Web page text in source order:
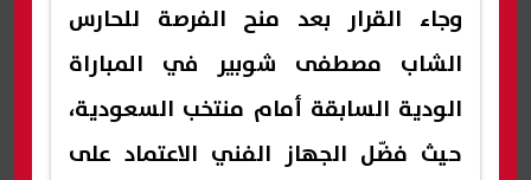
وجاء القرار بعد منح الفرصة للحارس
الشاب مصطفى شوبير في المباراة
الودية السابقة أمام منتخب السعودية،
حيث فضّل الجهاز الفني الاعتماد على